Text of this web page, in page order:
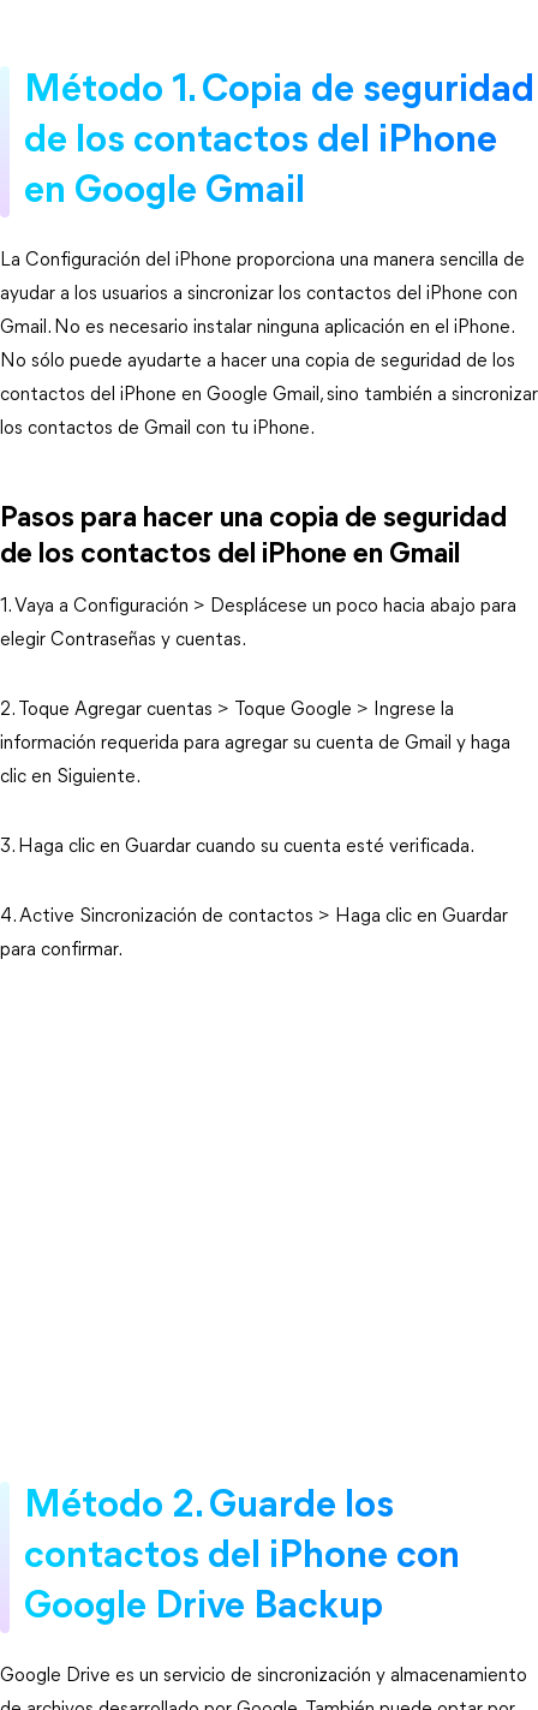
Método 1. Copia de seguridad
de los contactos del iPhone
en Google Gmail
La Configuración del iPhone proporciona una manera sencilla de
ayudar a los usuarios a sincronizar los contactos del iPhone con
Gmail. No es necesario instalar ninguna aplicación en el iPhone.
No sólo puede ayudarte a hacer una copia de seguridad de los
contactos del iPhone en Google Gmail, sino también a sincronizar
los contactos de Gmail con tu iPhone.
Pasos para hacer una copia de seguridad
de los contactos del iPhone en Gmail
1. Vaya a Configuración > Desplácese un poco hacia abajo para
elegir Contraseñas y cuentas.
2. Toque Agregar cuentas > Toque Google > Ingrese la
información requerida para agregar su cuenta de Gmail y haga
clic en Siguiente.
3. Haga clic en Guardar cuando su cuenta esté verificada.
4. Active Sincronización de contactos > Haga clic en Guardar
para confirmar.
Método 2. Guarde los
contactos del iPhone con
Google Drive Backup
Google Drive es un servicio de sincronización y almacenamiento